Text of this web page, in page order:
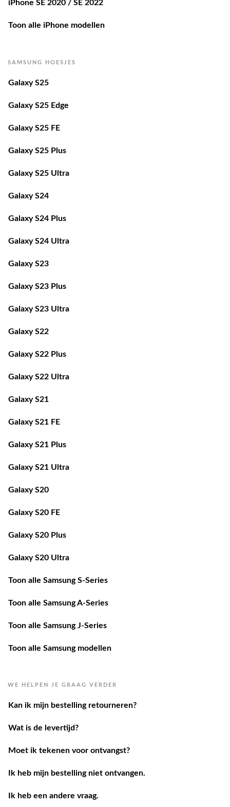
iPhone SE 2020 / SE 2022
Toon alle iPhone modellen
SAMSUNG HOESJES
Galaxy S25
Galaxy S25 Edge
Galaxy S25 FE
Galaxy S25 Plus
Galaxy S25 Ultra
Galaxy S24
Galaxy S24 Plus
Galaxy S24 Ultra
Galaxy S23
Galaxy S23 Plus
Galaxy S23 Ultra
Galaxy S22
Galaxy S22 Plus
Galaxy S22 Ultra
Galaxy S21
Galaxy S21 FE
Galaxy S21 Plus
Galaxy S21 Ultra
Galaxy S20
Galaxy S20 FE
Galaxy S20 Plus
Galaxy S20 Ultra
Toon alle Samsung S-Series
Toon alle Samsung A-Series
Toon alle Samsung J-Series
Toon alle Samsung modellen
WE HELPEN JE GRAAG VERDER
Kan ik mijn bestelling retourneren?
Wat is de levertijd?
Moet ik tekenen voor ontvangst?
Ik heb mijn bestelling niet ontvangen.
Ik heb een andere vraag.